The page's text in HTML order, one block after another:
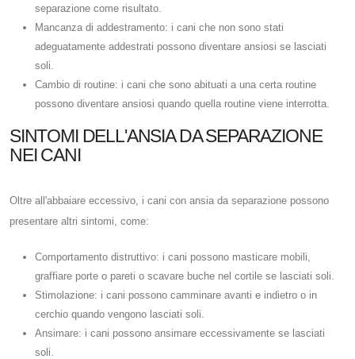
separazione come risultato.
Mancanza di addestramento: i cani che non sono stati
adeguatamente addestrati possono diventare ansiosi se lasciati
soli.
Cambio di routine: i cani che sono abituati a una certa routine
possono diventare ansiosi quando quella routine viene interrotta.
SINTOMI DELL'ANSIA DA SEPARAZIONE
NEI CANI
Oltre all'abbaiare eccessivo, i cani con ansia da separazione possono
presentare altri sintomi, come:
Comportamento distruttivo: i cani possono masticare mobili,
graffiare porte o pareti o scavare buche nel cortile se lasciati soli.
Stimolazione: i cani possono camminare avanti e indietro o in
cerchio quando vengono lasciati soli.
Ansimare: i cani possono ansimare eccessivamente se lasciati
soli.